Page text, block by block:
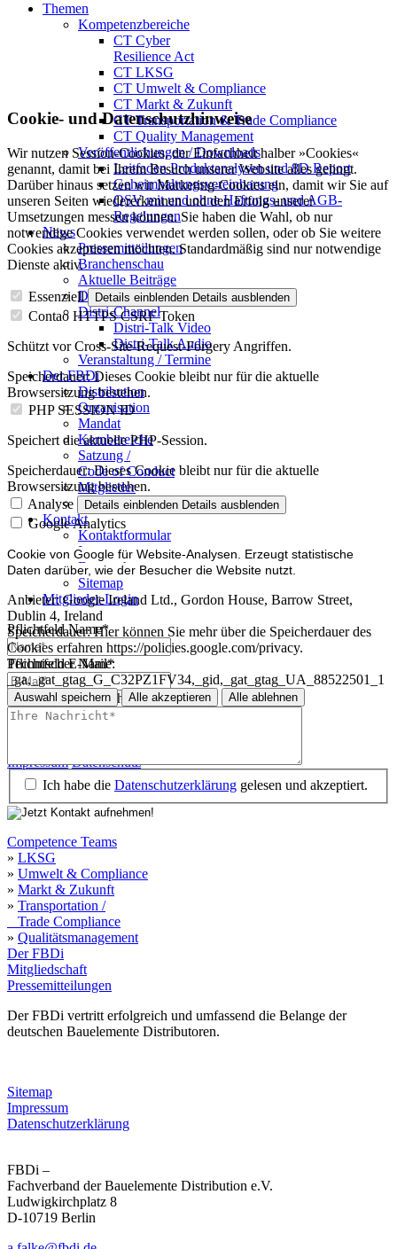
Themen
Kompetenzbereiche
CT Cyber
Resilience Act
CT LKSG
CT Umwelt & Compliance
CT Markt & Zukunft
CT Transportation & Trade Compliance
CT Quality Management
Veröffentlichungen / Downloads
Leitfaden Produktanalysen und 8D Report
Geheimhaltungsverein­barung
QSV mit und ohne Haftungs- und AGB-
Regelungen
News
Pressemitteilungen
Branchenschau
Aktuelle Beiträge
Dossier – 20 Jahre FBDi
Distri-Channel
Distri-Talk Video
Distri-Talk Audio
Veranstaltung / Termine
Der FBDi
Distribution
Organisation
Mandat
Kernbereiche
Satzung /
Code of Conduct
Mitglieder
Mitglied werden
Kontakt
Kontaktformular
Impressum
Datenschutz
Sitemap
Mitglieder-Login
PflichtfeldName*
PflichtfeldE-Mail*
PflichtfeldIhre Nachricht *
Ich habe die Datenschutzerklärung gelesen und akzeptiert.
Competence Teams
» LKSG
» Umwelt & Compliance
» Markt & Zukunft
» Transportation /
Trade Compliance
» Qualitätsmanagement
Der FBDi
Mitgliedschaft
Pressemitteilungen
Der FBDi vertritt erfolgreich und umfassend die Belange der
deutschen Bauelemente Distributoren.
Sitemap
Impressum
Datenschutzerklärung
FBDi –
Fachverband der Bau­ele­mente Distribution e.V.
Ludwigkirchplatz 8
D-10719 Berlin
Cookie- und Datenschutzhinweise
Wir nutzen Session-Cookies, der Einfachheit halber »Cookies«
genannt, damit bei Ihrem Besuch unserer Website alles gelingt.
Darüber hinaus setzen wir Marketing-Cookies ein, damit wir Sie auf
unseren Seiten wiedererkennen und den Erfolg unserer
Umsetzungen messen können. Sie haben die Wahl, ob nur
notwendige Cookies verwendet werden sollen, oder ob Sie weitere
Cookies akzeptieren möchten. Standardmäßig sind nur notwendige
Dienste aktiv.
Essenziell Details einblenden Details ausblenden
Contao HTTPS CSRF Token
Schützt vor Cross-Site-Request-Forgery Angriffen.
Speicherdauer:Dieses Cookie bleibt nur für die aktuelle
Browsersitzung bestehen.
PHP SESSION ID
Speichert die aktuelle PHP-Session.
Speicherdauer:Dieses Cookie bleibt nur für die aktuelle
Browsersitzung bestehen.
Analyse
Details einblenden Details ausblenden
Google Analytics
Cookie von Google für Website-Analysen. Erzeugt statistische
Daten darüber, wie der Besucher die Website nutzt.
Anbieter:Google Ireland Ltd., Gordon House, Barrow Street,
Dublin 4, Ireland
Speicherdauer:Hier können Sie mehr über die Speicherdauer des
Cookies erfahren https://policies.google.com/privacy.
Technischer Name:
_ga,_gat_gtag_G_C32PZ1FV34,_gid,_gat_gtag_UA_88522501_1
Auswahl speichern Alle akzeptieren Alle ablehnen
Impressum Datenschutz